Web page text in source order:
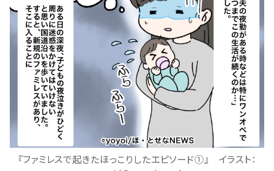
『ファミレスで起きたほっこりしたエピソード①』 イラスト：